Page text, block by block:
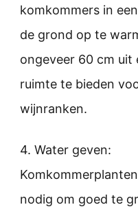
komkommers in
de grond op te
ongeveer 60 cm uit
ruimte te bieden
wijnranken.
4. Water geven:
nodig om goed te